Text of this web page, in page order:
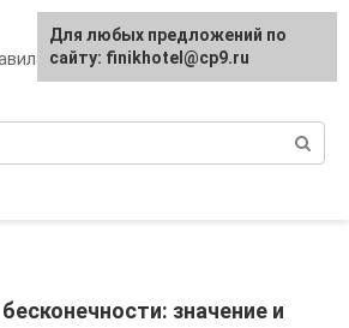
организации
значение и
Для любых предложений по
сайту: finikhotel@cp9.ru